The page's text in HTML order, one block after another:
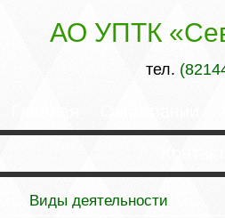
АО УПТК
тел.
Виды деятельности